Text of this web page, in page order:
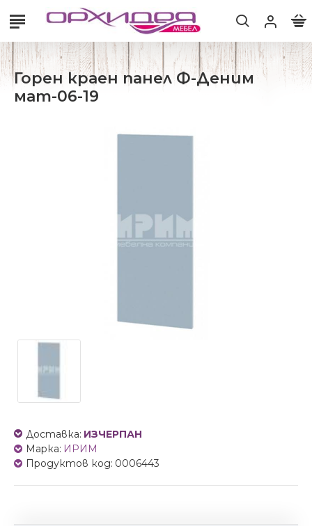
Горен краен панел Ф-Деним
мат-06-19
Доставка: ИЗЧЕРПАН
Марка: ИРИМ
Продуктов код: 0006443